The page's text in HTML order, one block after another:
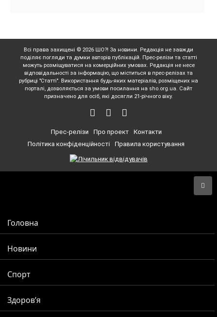
Всі права захищені © 2026 ШО?! За новини. Редакція не завжди
поділяє погляди та думки авторів публікацій. Прес-релізи та статті
можуть розміщуватися на комерційних умовах. Редакція не несе
відповідальності за інформацію, що міститься в прес-релізах та
рубриці "Статті". Використання будь-яких матеріалів, розміщених на
порталі, дозволяється за умови посилання на sho.org.ua. Сайт
призначено для осіб, які досягли 21-річного віку.
Прес-релізи Про проект
Контакти
Політика конфіденційності
Правила користування
Головна
Новини
Спорт
Здоров’я